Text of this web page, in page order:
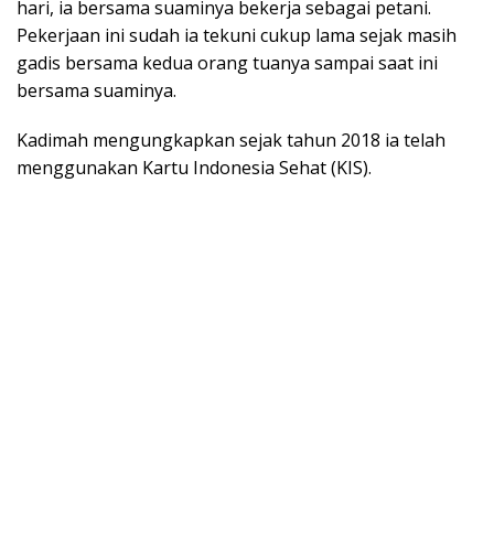
hari, ia bersama suaminya bekerja sebagai petani.
Pekerjaan ini sudah ia tekuni cukup lama sejak masih
gadis bersama kedua orang tuanya sampai saat ini
bersama suaminya.
Kadimah mengungkapkan sejak tahun 2018 ia telah
menggunakan Kartu Indonesia Sehat (KIS).